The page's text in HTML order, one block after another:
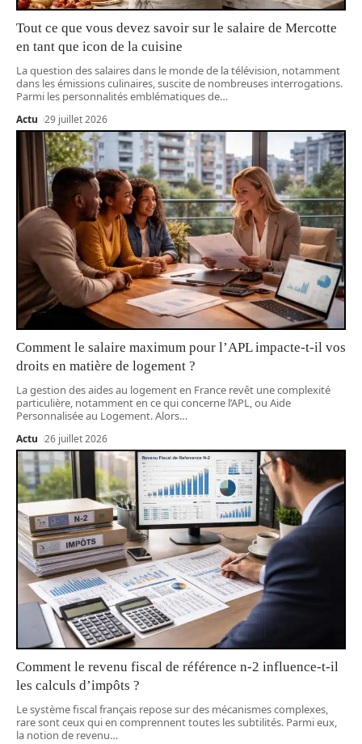
Tout ce que vous devez savoir sur le salaire de Mercotte
en tant que icon de la cuisine
La question des salaires dans le monde de la télévision, notamment
dans les émissions culinaires, suscite de nombreuses interrogations.
Parmi les personnalités emblématiques de…
Actu 29 juillet 2026
Comment le salaire maximum pour l’APL impacte-t-il vos
droits en matière de logement ?
La gestion des aides au logement en France revêt une complexité
particulière, notamment en ce qui concerne l’APL, ou Aide
Personnalisée au Logement. Alors…
Actu 26 juillet 2026
Comment le revenu fiscal de référence n-2 influence-t-il
les calculs d’impôts ?
Le système fiscal français repose sur des mécanismes complexes,
rare sont ceux qui en comprennent toutes les subtilités. Parmi eux,
la notion de revenu…